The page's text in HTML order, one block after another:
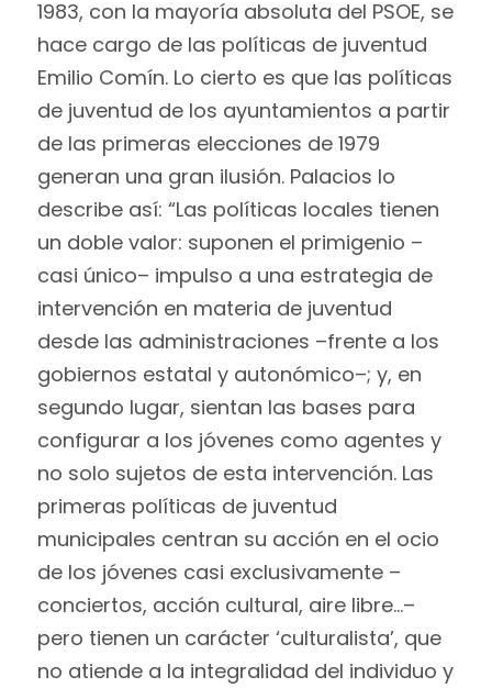
1983, con la mayoría absoluta del PSOE, se
hace cargo de las políticas de juventud
Emilio Comín. Lo cierto es que las políticas
de juventud de los ayuntamientos a partir
de las primeras elecciones de 1979
generan una gran ilusión. Palacios lo
describe así: “Las políticas locales tienen
un doble valor: suponen el primigenio –
casi único– impulso a una estrategia de
intervención en materia de juventud
desde las administraciones –frente a los
gobiernos estatal y autonómico–; y, en
segundo lugar, sientan las bases para
configurar a los jóvenes como agentes y
no solo sujetos de esta intervención. Las
primeras políticas de juventud
municipales centran su acción en el ocio
de los jóvenes casi exclusivamente –
conciertos, acción cultural, aire libre…–
pero tienen un carácter ‘culturalista’, que
no atiende a la integralidad del individuo y